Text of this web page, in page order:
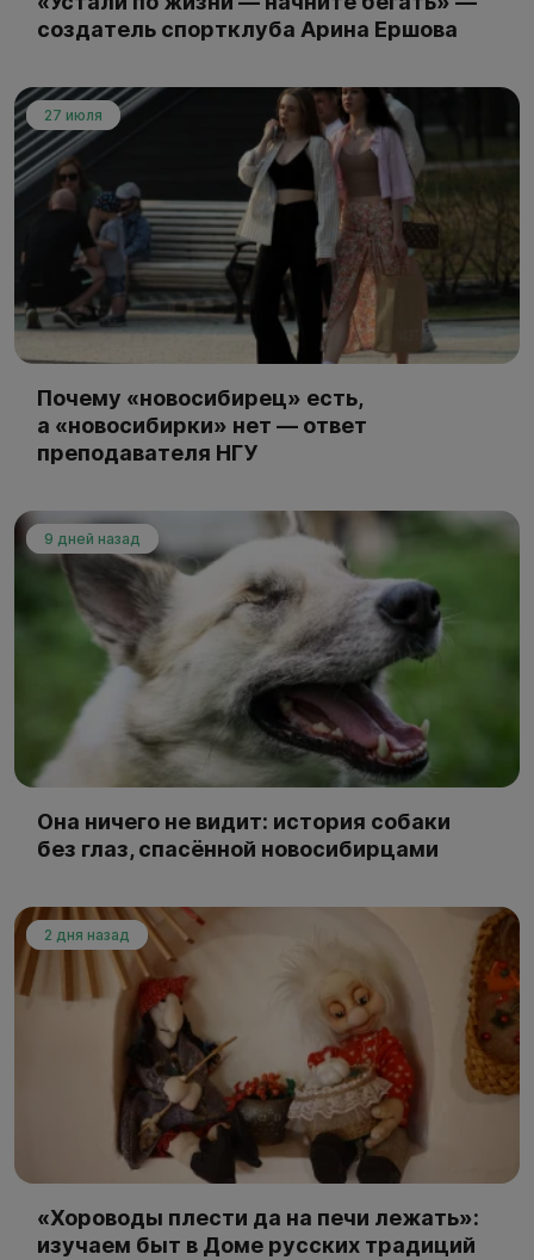
создатель спортклуба Арина Ершова
27 июля
Почему «новосибирец» есть,
а «новосибирки» нет — ответ
преподавателя НГУ
9 дней назад
Она ничего не видит: история собаки
без глаз, спасённой новосибирцами
2 дня назад
«Хороводы плести да на печи лежать»:
изучаем быт в Доме русских традиций